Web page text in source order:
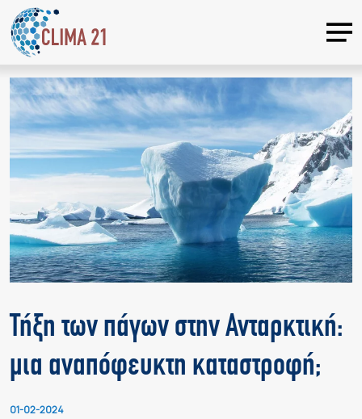
Τήξη των πάγων στην Ανταρκτική:
μια αναπόφευκτη καταστροφή;
01-02-2024